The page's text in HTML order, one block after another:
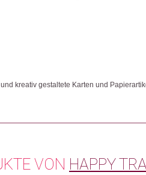
kreativ gestaltete Karten und
VON HAPPY